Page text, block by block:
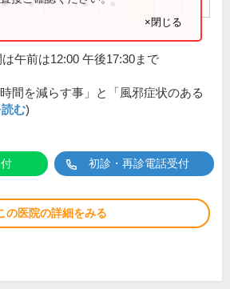
● ● ●
×閉じる
午前は12:00 午後17:30まで
間を減らす事」と「風邪症状のある
む)
初診・再診電話受付
の医院の詳細をみる